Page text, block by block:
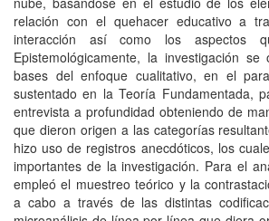
relación con el quehacer educativo a
interacción así como los aspectos
Epistemológicamente, la investigación
bases del enfoque cualitativo, en el
sustentado en la Teoría Fundamentada,
entrevista a profundidad obteniendo de
que dieron origen a las categorías
hizo uso de registros anecdóticos, los
importantes de la investigación. Para el
empleó el muestreo teórico y la
a cabo a través de las distintas